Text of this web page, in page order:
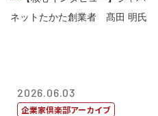
2026.06.03
企業家倶楽部アーカイブ